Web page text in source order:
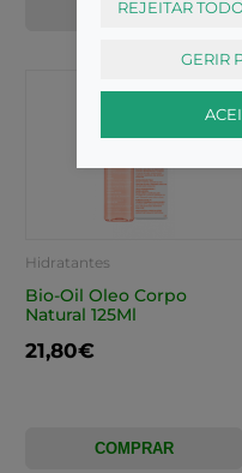
COMPRAR
Hidratantes
Bio-Oil Oleo Corpo
Natural 125Ml
21,80€
COMPRAR
REJEITAR
GERIR